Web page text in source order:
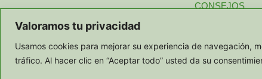
Valoramos tu privacidad
Usamos cookies para mejorar su experiencia de navegación,
tráfico. Al hacer clic en “Aceptar todo” usted da su
CONSEJOS